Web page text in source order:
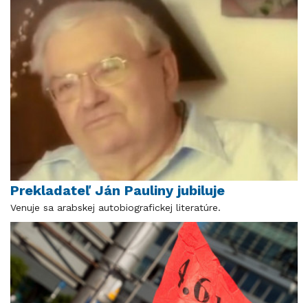
Prekladateľ Ján Pauliny jubiluje
Venuje sa arabskej autobiografickej literatúre.